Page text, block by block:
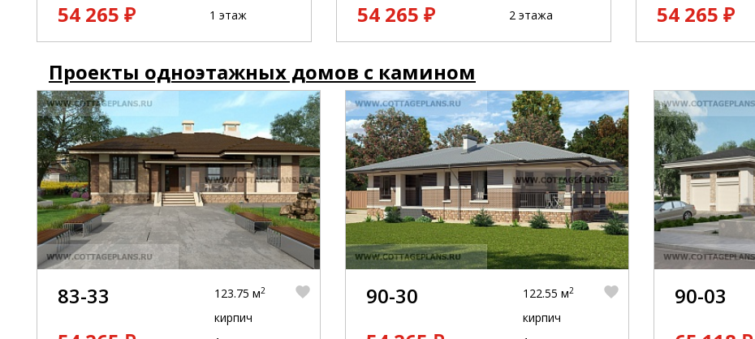
54 265 ₽
1 этаж
54 265 ₽
2 этажа
54 265 ₽
Проекты одноэтажных домов с камином
83-33
123.75 м2
кирпич
90-30
122.55 м2
кирпич
90-03